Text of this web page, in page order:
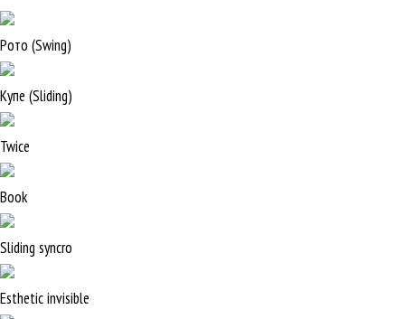
Рото (Swing)
Купе (Sliding)
Twice
Book
Sliding syncro
Esthetic invisible